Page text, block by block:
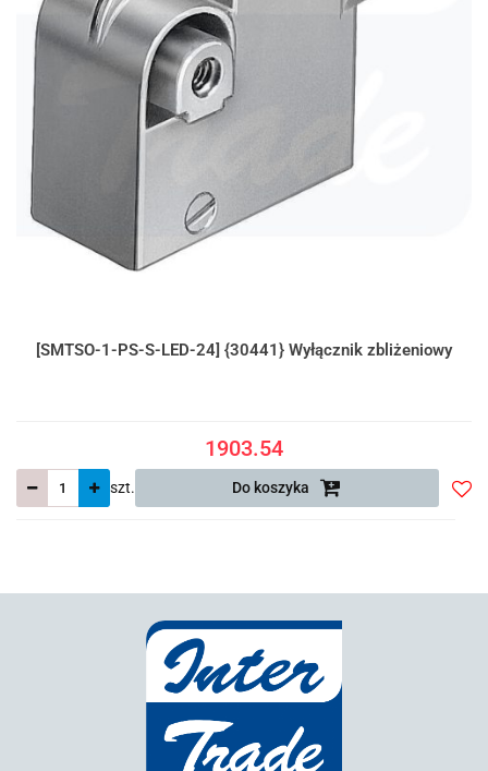
[SMTSO-1-PS-S-LED-24] {30441} Wyłącznik zbliżeniowy
1903.54
szt. Do koszyka